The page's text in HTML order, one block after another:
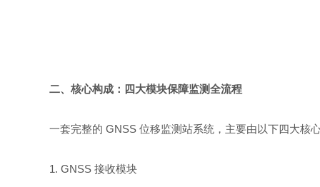
二、核心构成：四大模块保障监测全流程
一套完整的 GNSS 位移监测站系统，主要由以下四大核
1. GNSS 接收模块